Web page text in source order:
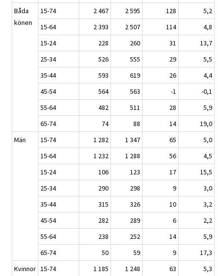
Båda
könen
15-74 2 467 2 595 128
5,2
15-64
2 393 2 507 114
4,8
15-24
228 260 31
13,7
25-34
526 555 29
5,5
35-44
593 619 26
4,4
45-54
564 563 -1
-0,1
55-64
482 511 28
5,9
65-74
74 88 14
19,0
Män
15-74 1 282 1 347 65
5,0
15-64
1 232 1 288 56
4,5
15-24
106 123 17
15,5
25-34
290 298 9
3,0
35-44
315 326 10
3,2
45-54
282 289 6
2,2
55-64
238 252 14
5,9
65-74
50 59 9
17,3
Kvinnor 15-74 1 185 1 248 63
5,3